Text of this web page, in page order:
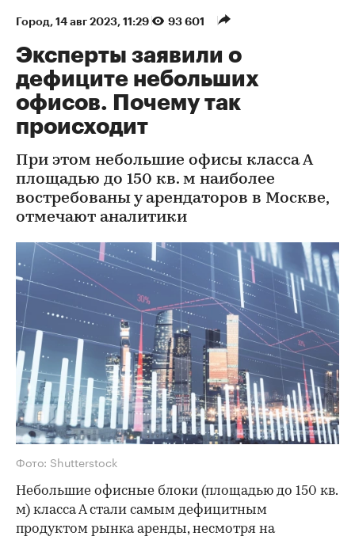
Город⁠, 14 авг 2023, 11:29 93 601
Эксперты заявили о
дефиците небольших
офисов. Почему так
происходит
При этом небольшие офисы класса А
площадью до 150 кв. м наиболее
востребованы у арендаторов в Москве,
отмечают аналитики
Фото: Shutterstock
Небольшие офисные блоки (площадью до 150 кв.
м) класса А стали самым дефицитным
продуктом рынка аренды, несмотря на